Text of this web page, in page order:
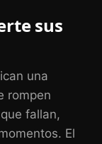
sus
una
rompen
fallan,
El